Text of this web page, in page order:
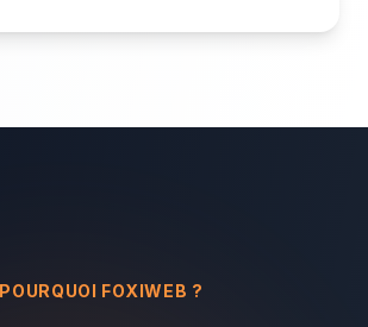
POURQUOI FOXIWEB ?